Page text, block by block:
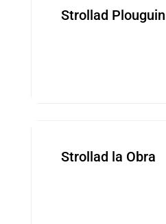
Strollad Plouguin
Strollad la Obra